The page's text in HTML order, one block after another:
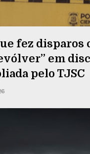
fez disparos
em
pelo TJSC